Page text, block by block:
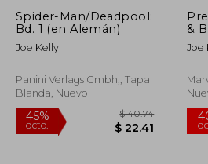
$ 60.53
45%
dcto. $
Spider-Man/Deadpool:
Bd. 1 (en Alemán)
Joe Kelly
Panini Verlags Gmbh,, Tapa
Blanda, Nuevo
&
Joe